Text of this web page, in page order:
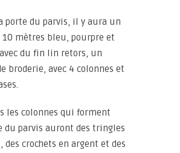
porte du parvis, il y aura un
10 mètres bleu, pourpre et
du fin lin retors, un
broderie, avec 4 colonnes et
les colonnes qui forment
du parvis auront des tringles
des crochets en argent et des